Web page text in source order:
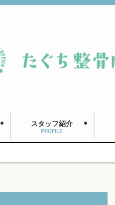
スタッフ紹介
PROFILE